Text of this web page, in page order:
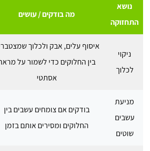
נושא
התחזוקה
מה בודקים / עושים
ניקוי
לכלוך
איסוף עלים, אבק ולכלוך
בין החלוקים כדי לשמור על
אסתטי
מניעת
עשבים
שוטים
בודקים אם צומחים עשבים בין
החלוקים ומסירים אותם בזמן